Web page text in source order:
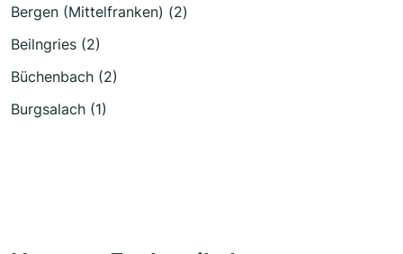
Bergen (Mittelfranken) (2)
Beilngries (2)
Büchenbach (2)
Burgsalach (1)